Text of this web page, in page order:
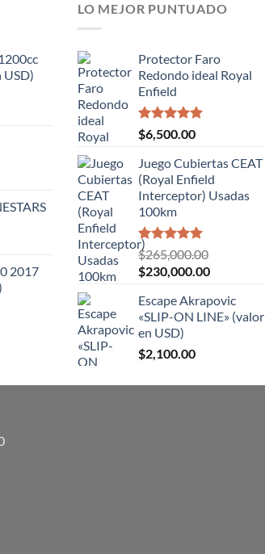
USD)
2017
LO MEJOR PUNTUADO
Protector Faro
Redondo ideal Royal
Enfield
Valorado
con
de 5
$6,500.00
Juego Cubiertas CEAT
(Royal Enfield
Interceptor) Usadas
100km
Valorado
con5.00
de 5
$265,000.00
El
original
era:
$265,000.00.
$230,000.00El
actual
es:
Escape Akrapovic
«SLIP-ON LINE» (valor
en USD)
$2,100.00